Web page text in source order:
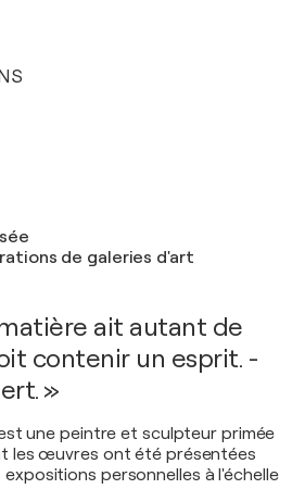
de galeries d'art
ait autant de
contenir un esprit. -
»
une peintre et sculpteur primée
les œuvres ont été présentées
personnelles à l'échelle